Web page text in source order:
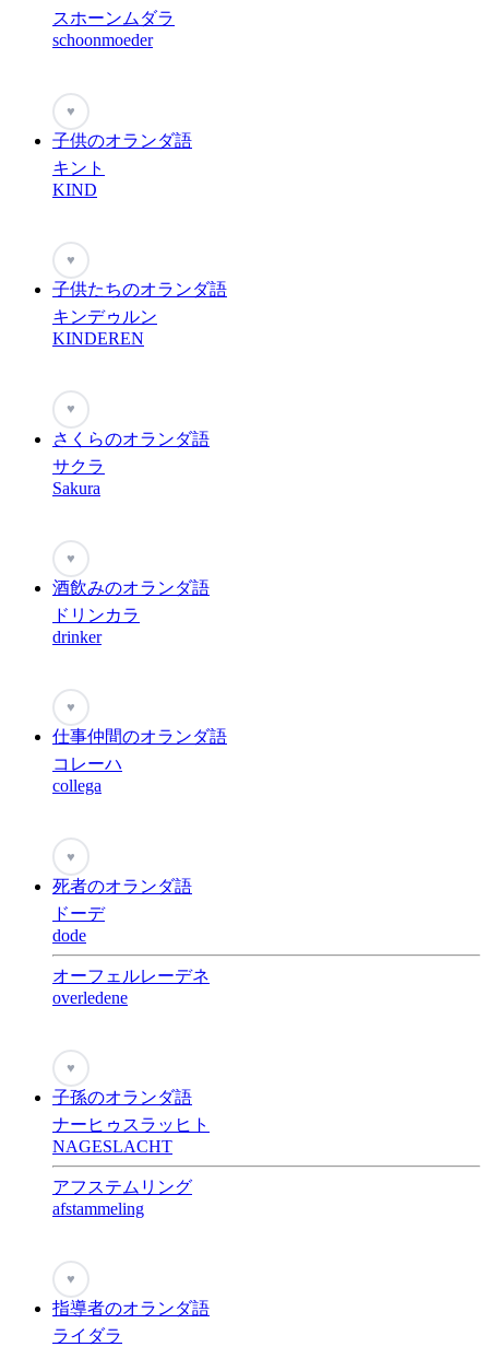
スホーンムダラ
schoonmoeder
♥
子供のオランダ語
キント
KIND
♥
子供たちのオランダ語
キンデゥルン
KINDEREN
♥
さくらのオランダ語
サクラ
Sakura
♥
酒飲みのオランダ語
ドリンカラ
drinker
♥
仕事仲間のオランダ語
コレーハ
collega
♥
死者のオランダ語
ドーデ
dode
オーフェルレーデネ
overledene
♥
子孫のオランダ語
ナーヒゥスラッヒト
NAGESLACHT
アフステムリング
afstammeling
♥
指導者のオランダ語
ライダラ